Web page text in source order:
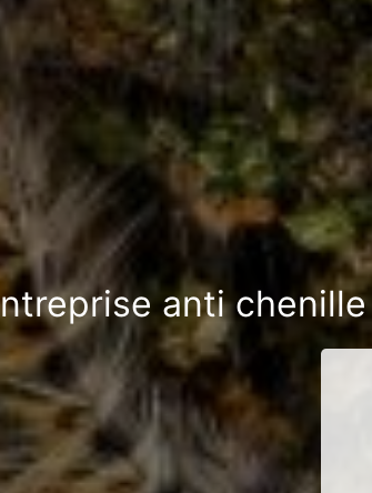
anti